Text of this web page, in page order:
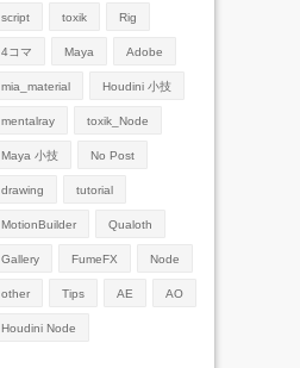
script toxik Rig
4コマ Maya Adobe
mia_material Houdini 小技
mentalray toxik_Node
Maya 小技 No Post
drawing tutorial
MotionBuilder Qualoth
Gallery FumeFX Node
other Tips AE AO
Houdini Node